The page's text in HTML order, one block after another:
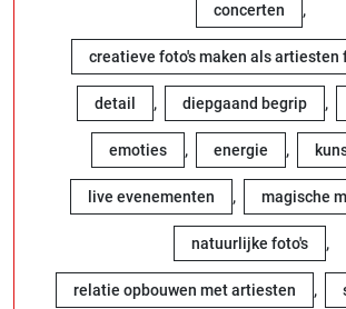
concerten ,
creatieve foto's maken als artiesten
detail , diepgaand begrip ,
emoties , energie ,
live evenementen , magische
natuurlijke foto's ,
relatie opbouwen met artiesten ,